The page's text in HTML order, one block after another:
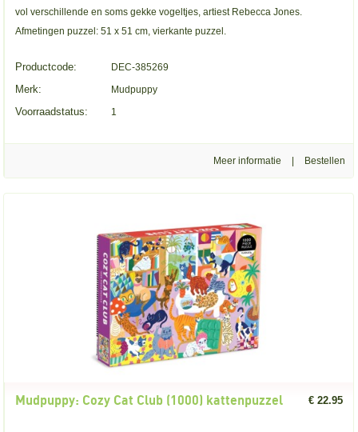
vol verschillende en soms gekke vogeltjes, artiest Rebecca Jones.
Afmetingen puzzel: 51 x 51 cm, vierkante puzzel.
Productcode: DEC-385269
Merk: Mudpuppy
Voorraadstatus: 1
Meer informatie
Mudpuppy: Cozy Cat Club (1000) kattenpuzzel € 22.95